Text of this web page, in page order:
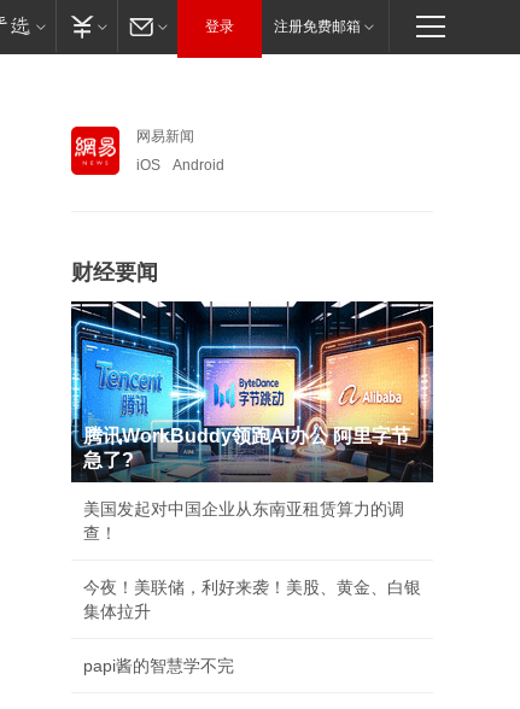
登录 注册免费邮箱
网易新闻
iOS
Android
财经要闻
腾讯WorkBuddy领跑AI办公 阿里字节
急了?
美国发起对中国企业从东南亚租赁算力的调
查！
今夜！美联储，利好来袭！美股、黄金、白银
集体拉升
papi酱的智慧学不完